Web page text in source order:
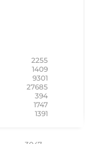
2255
1409
9301
27685
394
1747
1391